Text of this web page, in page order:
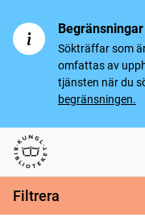
Sökträffar som
omfattas av
tjänsten när du
begränsningen.
Svenska tidningar
Filtrera